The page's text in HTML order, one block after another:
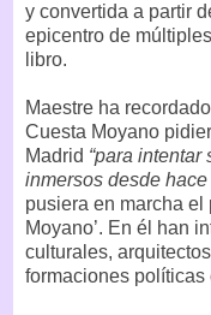
y convertida a partir
epicentro de
libro.
Maestre ha
Cuesta Moyano
Madrid “para
inmersos desde hace
pusiera en marcha el
Moyano’. En él han
culturales,
formaciones